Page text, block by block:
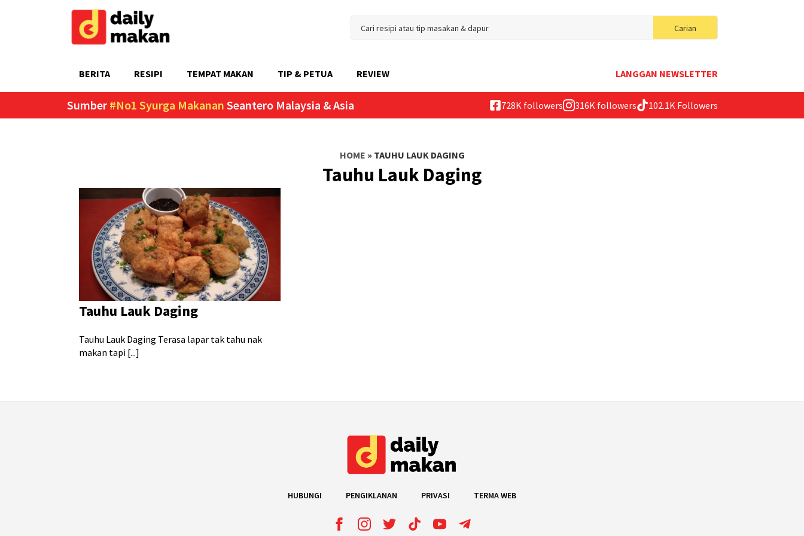
Carian
for:
BERITA RESIPI TEMPAT MAKAN TIP & PETUA REVIEW LANGGAN NEWSLETTER
Sumber #No1 Syurga Makanan Seantero Malaysia & Asia 728K followers 316K followers 102.1K Followers
HOME » TAUHU LAUK DAGING
Tauhu Lauk Daging
Tauhu Lauk Daging
Tauhu Lauk Daging Terasa lapar tak tahu nak
makan tapi [...]
HUBUNGI PENGIKLANAN PRIVASI TERMA WEB